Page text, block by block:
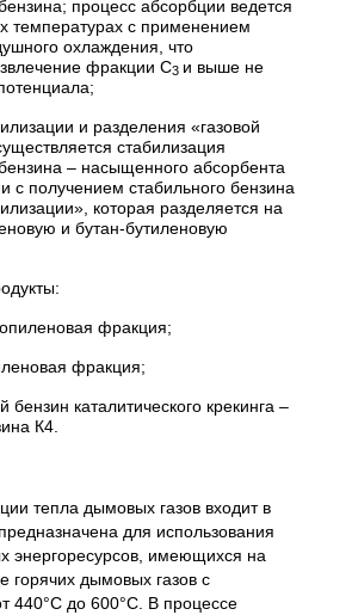
процесс абсорбции ведется
температурах с применением
охлаждения, что
фракции С3 и выше не
и разделения «газовой
стабилизация
– насыщенного абсорбента
с получением стабильного бензина
которая разделяется на
и бутан-бутиленовую
фракция;
фракция;
каталитического крекинга –
К4.
тепла дымовых газов входит в
для использования
энергоресурсов, имеющихся на
горячих дымовых газов с
440°С до 600°С. В процессе